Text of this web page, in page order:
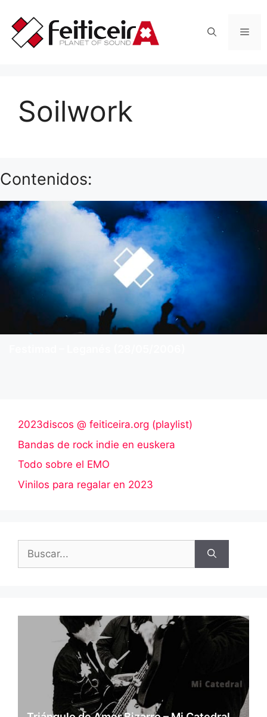
contenido
Soilwork
Contenidos:
2023discos @ feiticeira.org (playlist)
Bandas de rock indie en euskera
Todo sobre el EMO
Vinilos para regalar en 2023